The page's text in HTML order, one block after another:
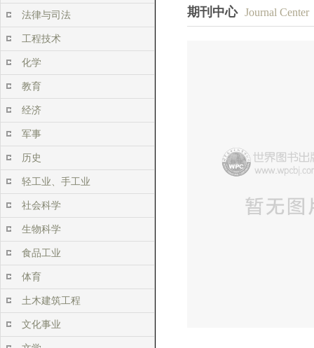
法律与司法
工程技术
化学
教育
经济
军事
历史
轻工业、手工业
社会科学
生物科学
食品工业
体育
土木建筑工程
文化事业
期刊中心 Journal Center